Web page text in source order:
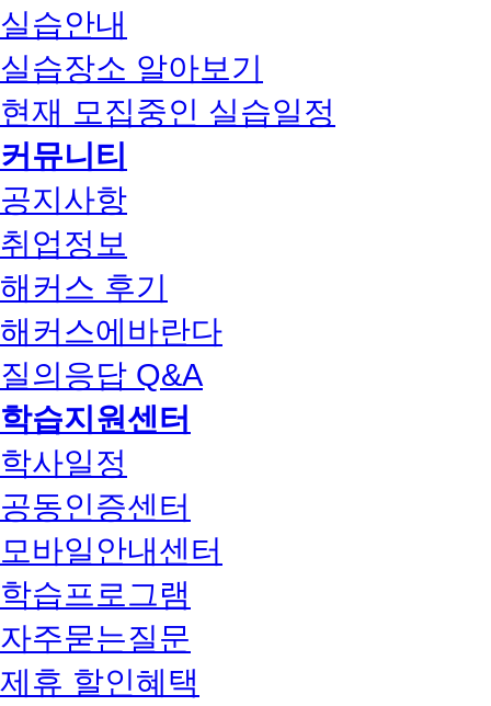
실습안내
실습장소 알아보기
현재 모집중인 실습일정
커뮤니티
공지사항
취업정보
해커스 후기
해커스에바란다
질의응답 Q&A
학습지원센터
학사일정
공동인증센터
모바일안내센터
학습프로그램
자주묻는질문
제휴 할인혜택